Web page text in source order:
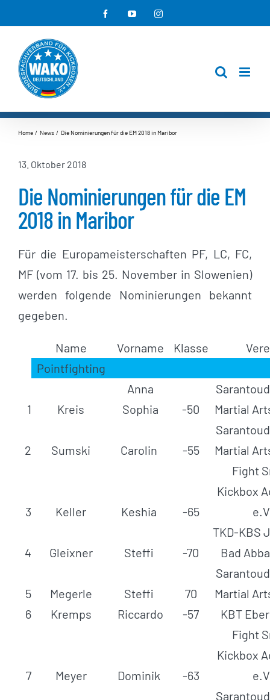
Inhalt
springen
FacebookYouTubeInstagram
Home News Die Nominierungen für die EM 2018 in Maribor
13. Oktober 2018
Die Nominierungen für die EM
2018 in Maribor
Für die Europameisterschaften PF, LC, FC,
MF (vom 17. bis 25. November in Slowenien)
werden folgende Nominierungen bekannt
gegeben.
Name Vorname Klasse
Pointfighting
1 Kreis
Anna
Sophia
-50
Martial
2 Sumski Carolin -55
Martial
3 Keller Keshia -65
Fight
Kickbox
4 Gleixner Steffi -70
TKD-KBS
Bad
5 Megerle Steffi 70
Martial
6
Kremps Riccardo -57 KBT
7 Meyer Dominik -63
Fight
Kickbox